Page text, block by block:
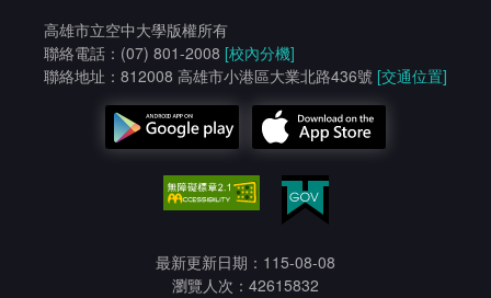
高雄市立空中大學版權所有
聯絡電話：(07) 801-2008 [校內分機]
聯絡地址：812008 高雄市小港區大業北路436號 [交通位置]
最新更新日期：115-08-08
瀏覽人次：42615832